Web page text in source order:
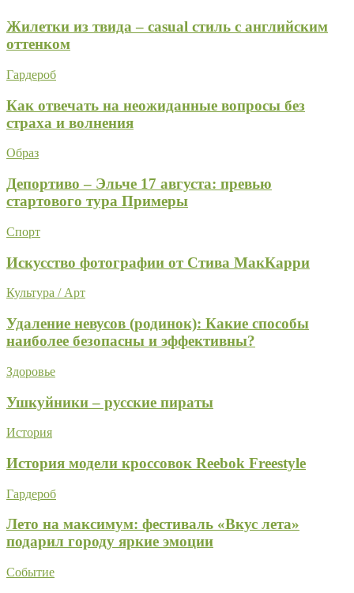
Жилетки из твида – casual стиль с английским
оттенком
Гардероб
Как отвечать на неожиданные вопросы без
страха и волнения
Образ
Депортиво – Эльче 17 августа: превью
стартового тура Примеры
Спорт
Искусство фотографии от Стива МакКарри
Культура / Арт
Удаление невусов (родинок): Какие способы
наиболее безопасны и эффективны?
Здоровье
Ушкуйники – русские пираты
История
История модели кроссовок Reebok Freestyle
Гардероб
Лето на максимум: фестиваль «Вкус лета»
подарил городу яркие эмоции
Событие